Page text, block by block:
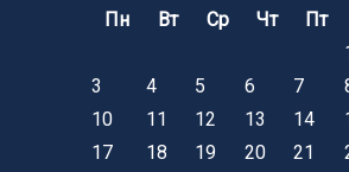
Пн
Вт Ср Чт Пт
3
4 5 6 7
10
11 12 13 14
17
18 19 20 21